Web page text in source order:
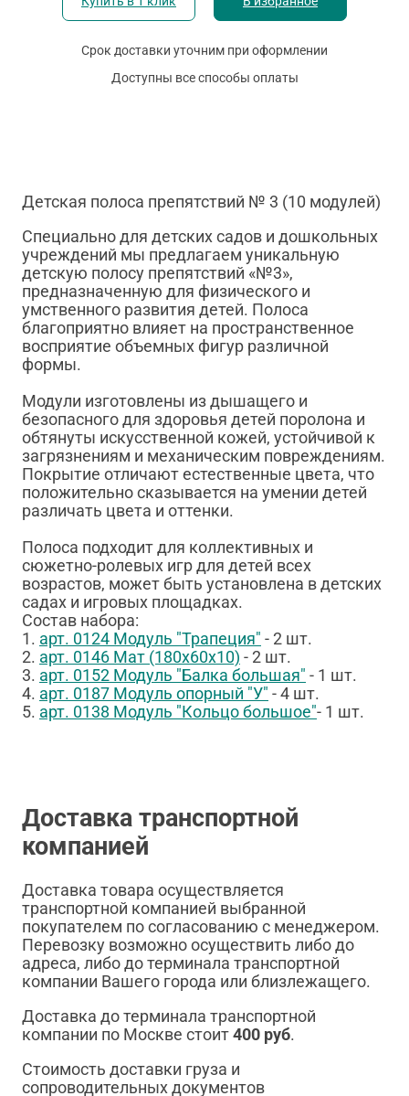
Срок доставки уточним при оформлении
Доступны все способы оплаты
Детская полоса препятствий № 3 (10 модулей)
Специально для детских садов и дошкольных
учреждений мы предлагаем уникальную
детскую полосу препятствий «№3»,
предназначенную для физического и
умственного развития детей. Полоса
благоприятно влияет на пространственное
восприятие объемных фигур различной
формы.
Модули изготовлены из дышащего и
безопасного для здоровья детей поролона и
обтянуты искусственной кожей, устойчивой к
загрязнениям и механическим повреждениям.
Покрытие отличают естественные цвета, что
положительно сказывается на умении детей
различать цвета и оттенки.
Полоса подходит для коллективных и
сюжетно-ролевых игр для детей всех
возрастов, может быть установлена в детских
садах и игровых площадках.
Состав набора:
1. арт. 0124 Модуль "Трапеция" - 2 шт.
2. арт. 0146 Мат (180х60х10) - 2 шт.
3. арт. 0152 Модуль "Балка большая" - 1 шт.
4. арт. 0187 Модуль опорный "У" - 4 шт.
5. арт. 0138 Модуль "Кольцо большое"- 1 шт.
Доставка транспортной
компанией
Доставка товара осуществляется
транспортной компанией выбранной
покупателем по согласованию с менеджером.
Перевозку возможно осуществить либо до
адреса, либо до терминала транспортной
компании Вашего города или близлежащего.
Доставка до терминала транспортной
компании по Москве стоит400 руб.
Стоимость доставки груза и
сопроводительных документов